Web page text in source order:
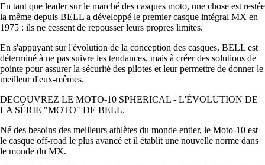
En tant que leader sur le marché des casques moto, une chose est restée
la même depuis BELL a développé le premier casque intégral MX en
1975 : ils ne cessent de repousser leurs propres limites.
En s'appuyant sur l'évolution de la conception des casques, BELL est
déterminé à ne pas suivre les tendances, mais à créer des solutions de
pointe pour assurer la sécurité des pilotes et leur permettre de donner le
meilleur d'eux-mêmes.
DECOUVREZ LE MOTO-10 SPHERICAL - L'ÉVOLUTION DE
LA SÉRIE "MOTO" DE BELL.
Né des besoins des meilleurs athlètes du monde entier, le Moto-10 est
le casque off-road le plus avancé et il établit une nouvelle norme dans
le monde du MX.